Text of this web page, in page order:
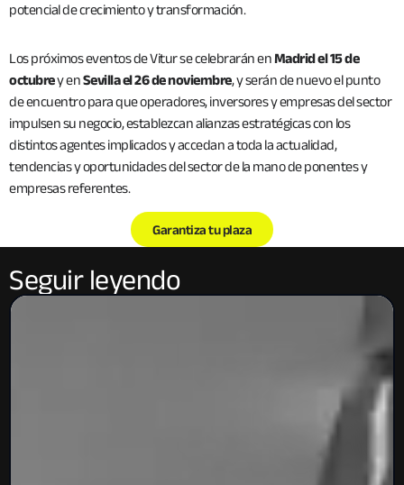
potencial de crecimiento y transformación.
Los próximos eventos de Vitur se celebrarán enMadrid el 15 de
octubrey enSevilla el 26 de noviembre, y serán de nuevo el punto
de encuentro para que operadores, inversores y empresas del sector
impulsen su negocio, establezcan alianzas estratégicas con los
distintos agentes implicados y accedan a toda la actualidad,
tendencias y oportunidades del sector de la mano de ponentes y
empresas referentes.
Garantiza tu plaza
Seguir leyendo